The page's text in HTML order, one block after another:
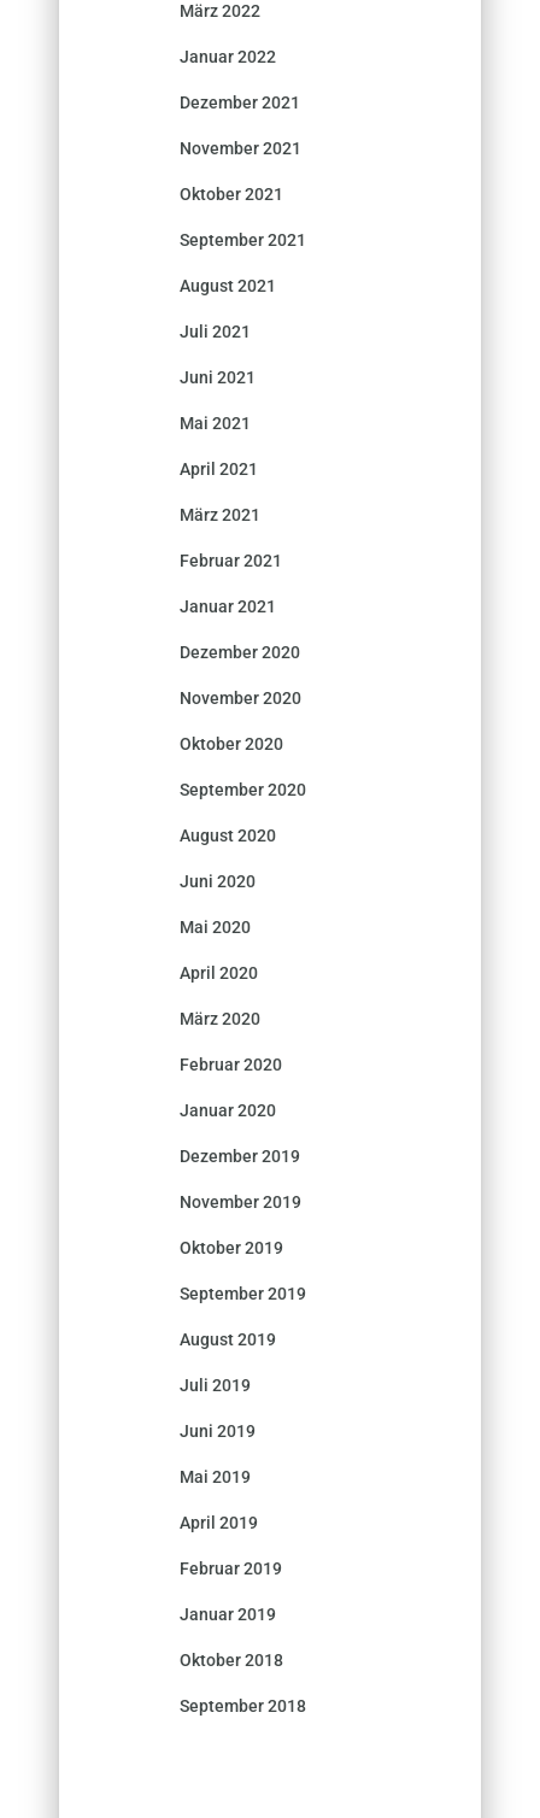
März 2022
Januar 2022
Dezember 2021
November 2021
Oktober 2021
September 2021
August 2021
Juli 2021
Juni 2021
Mai 2021
April 2021
März 2021
Februar 2021
Januar 2021
Dezember 2020
November 2020
Oktober 2020
September 2020
August 2020
Juni 2020
Mai 2020
April 2020
März 2020
Februar 2020
Januar 2020
Dezember 2019
November 2019
Oktober 2019
September 2019
August 2019
Juli 2019
Juni 2019
Mai 2019
April 2019
Februar 2019
Januar 2019
Oktober 2018
September 2018